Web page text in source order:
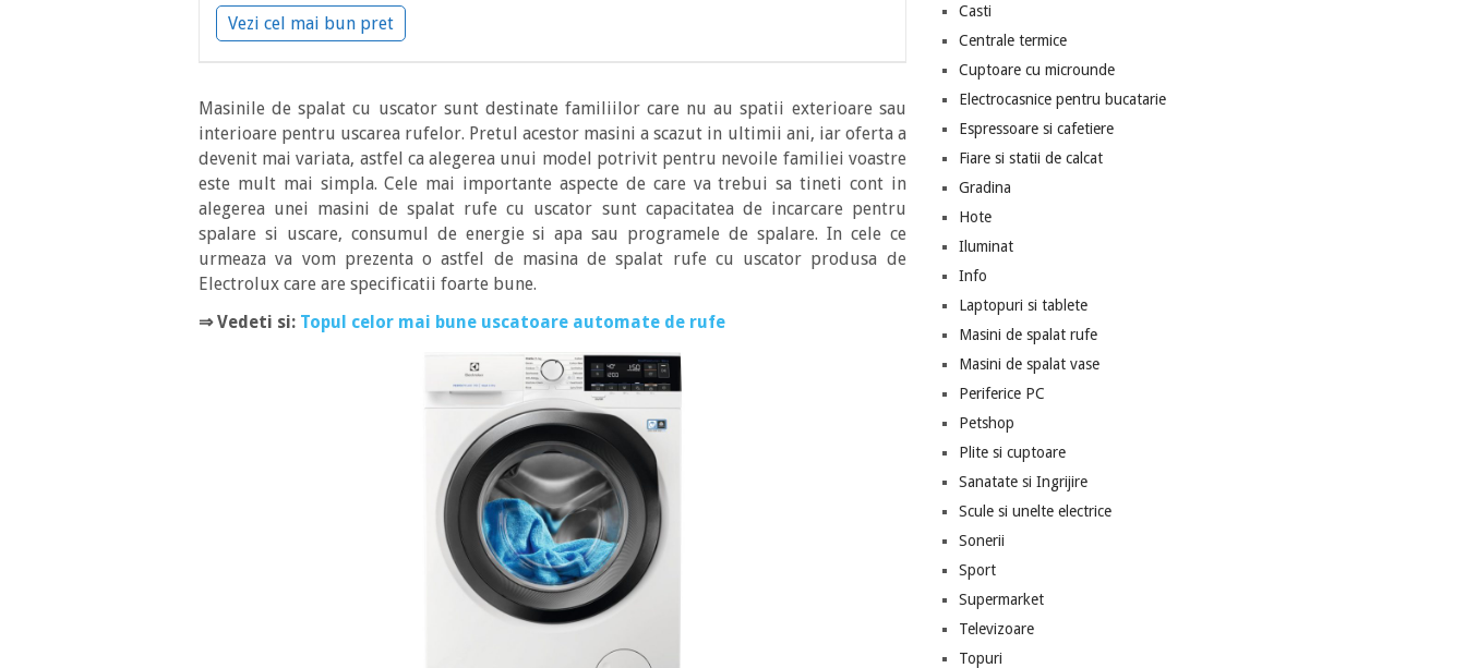
Vezi cel mai bun pret
Masinile de spalat cu uscator sunt destinate familiilor care nu au spatii exterioare sau
interioare pentru uscarea rufelor. Pretul acestor masini a scazut in ultimii ani, iar oferta a
devenit mai variata, astfel ca alegerea unui model potrivit pentru nevoile familiei voastre
este mult mai simpla. Cele mai importante aspecte de care va trebui sa tineti cont in
alegerea unei masini de spalat rufe cu uscator sunt capacitatea de incarcare pentru
spalare si uscare, consumul de energie si apa sau programele de spalare. In cele ce
urmeaza va vom prezenta o astfel de masina de spalat rufe cu uscator produsa de
Electrolux care are specificatii foarte bune.
⇒Vedeti si: Topul celor mai bune uscatoare automate de rufe
Casti
Centrale termice
Cuptoare cu microunde
Electrocasnice pentru bucatarie
Espressoare si cafetiere
Fiare si statii de calcat
Gradina
Hote
Iluminat
Info
Laptopuri si tablete
Masini de spalat rufe
Masini de spalat vase
Periferice PC
Petshop
Plite si cuptoare
Sanatate si Ingrijire
Scule si unelte electrice
Sonerii
Sport
Supermarket
Televizoare
Topuri